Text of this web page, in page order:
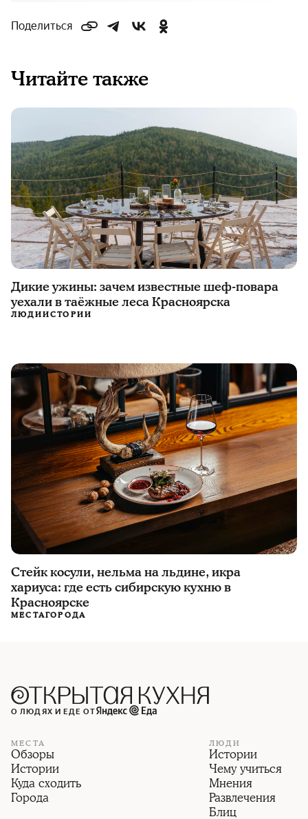
Поделиться
Читайте также
Дикие ужины: зачем известные шеф-повара
уехали в таёжные леса Красноярска
ЛЮДИИСТОРИИ
Стейк косули, нельма на льдине, икра
хариуса: где есть сибирскую кухню в
Красноярске
МЕСТАГОРОДА
О ЛЮДЯХ И ЕДЕ ОТ
МЕСТА
Обзоры
Истории
Куда сходить
Города
ЛЮДИ
Истории
Чему учиться
Мнения
Развлечения
Блиц